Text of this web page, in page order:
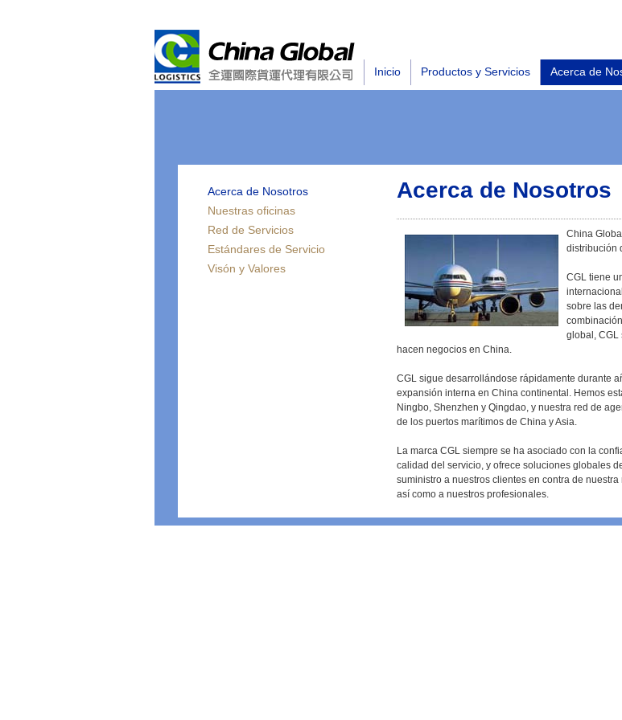
Inicio Productos y Servicios Acerca de
Acerca de Nosotros
Nuestras oficinas
Red de Servicios
Estándares de Servicio
Visón y Valores
Acerca de Nosotros
China
distribución
CGL tiene
sobre las
global, CGL
hacen negocios en China.
CGL sigue desarrollándose rápidamente durante
expansión interna en China continental. Hemos
Ningbo, Shenzhen y Qingdao, y nuestra red de
de los puertos marítimos de China y Asia.
La marca CGL siempre se ha asociado con la
calidad del servicio, y ofrece soluciones globales
suministro a nuestros clientes en contra de
así como a nuestros profesionales.